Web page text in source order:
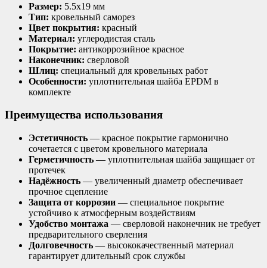
Размер: 5.5х19 мм
Тип: кровельный саморез
Цвет покрытия: красный
Материал: углеродистая сталь
Покрытие: антикоррозийное красное
Наконечник: сверловой
Шлиц: специальный для кровельных работ
Особенности: уплотнительная шайба EPDM в
комплекте
Преимущества использования
Эстетичность — красное покрытие гармонично
сочетается с цветом кровельного материала
Герметичность — уплотнительная шайба защищает от
протечек
Надёжность — увеличенный диаметр обеспечивает
прочное сцепление
Защита от коррозии — специальное покрытие
устойчиво к атмосферным воздействиям
Удобство монтажа — сверловой наконечник не требует
предварительного сверления
Долговечность — высококачественный материал
гарантирует длительный срок службы